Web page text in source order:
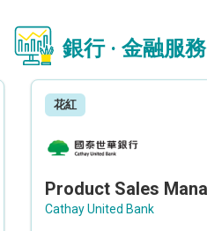
銀行 · 金融服務
花紅
Cathay United Bank